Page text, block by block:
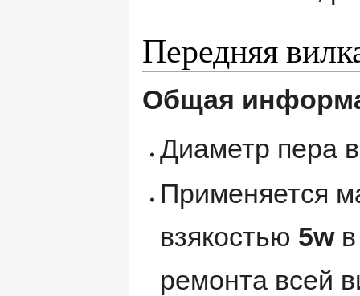
Передняя
Общая
Диаметр пера
Применяется
взякостью 5wв
ремонта всей